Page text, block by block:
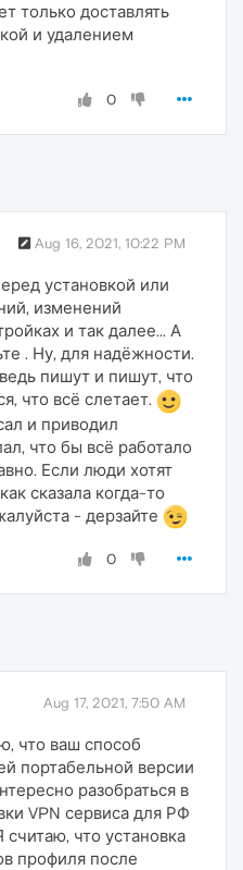
только доставлять
и удалением
0
Aug 16, 2021, 10:22 PM
установкой или
изменений
и так далее... А
. Ну, для надёжности.
пишут и пишут, что
что всё слетает.
и приводил
что бы всё работало
Если люди хотят
сказала когда-то
- дерзайте
0
Aug 17, 2021, 7:50 AM
что ваш способ
портабельной версии
разобраться в
VPN сервиса для РФ
что установка
профиля после